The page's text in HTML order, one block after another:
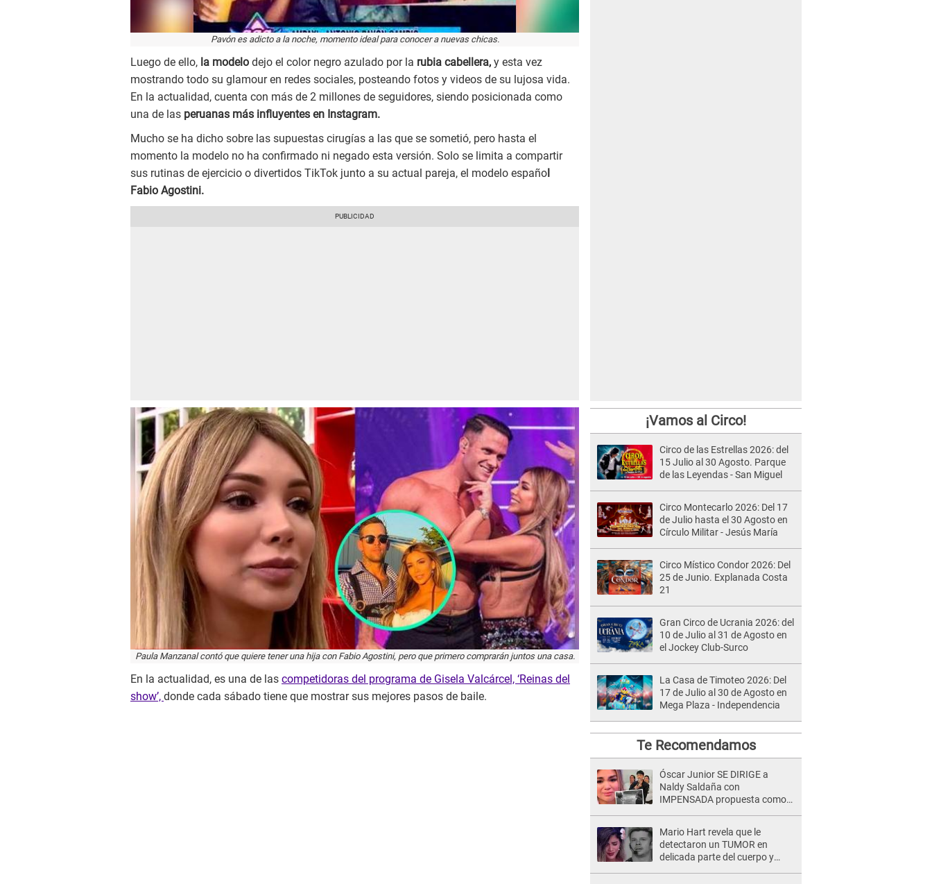
Pavón es adicto a la noche, momento ideal para conocer a nuevas chicas.
Luego de ello, la modelo dejo el color negro azulado por la rubia cabellera, y esta vez
mostrando todo su glamour en redes sociales, posteando fotos y videos de su lujosa vida.
En la actualidad, cuenta con más de 2 millones de seguidores, siendo posicionada como
una de las peruanas más influyentes en Instagram.
Mucho se ha dicho sobre las supuestas cirugías a las que se sometió, pero hasta el
momento la modelo no ha confirmado ni negado esta versión. Solo se limita a compartir
sus rutinas de ejercicio o divertidos TikTok junto a su actual pareja, el modelo español
Fabio Agostini.
Paula Manzanal contó que quiere tener una hija con Fabio Agostini, pero que primero comprarán juntos una casa.
En la actualidad, es una de las competidoras del programa de Gisela Valcárcel, ‘Reinas del
show’, donde cada sábado tiene que mostrar sus mejores pasos de baile.
¡Vamos al Circo!
Circo de las Estrellas 2026: del
15 Julio al 30 Agosto. Parque
de las Leyendas - San Miguel
Circo Montecarlo 2026: Del 17
de Julio hasta el 30 Agosto en
Círculo Militar - Jesús María
Circo Místico Condor 2026: Del
25 de Junio. Explanada Costa
21
Gran Circo de Ucrania 2026: del
10 de Julio al 31 de Agosto en
el Jockey Club-Surco
La Casa de Timoteo 2026: Del
17 de Julio al 30 de Agosto en
Mega Plaza - Independencia
Te Recomendamos
Óscar Junior SE DIRIGE a
Naldy Saldaña con
IMPENSADA propuesta como
Mario Hart revela que le
detectaron un TUMOR en
delicada parte del cuerpo y